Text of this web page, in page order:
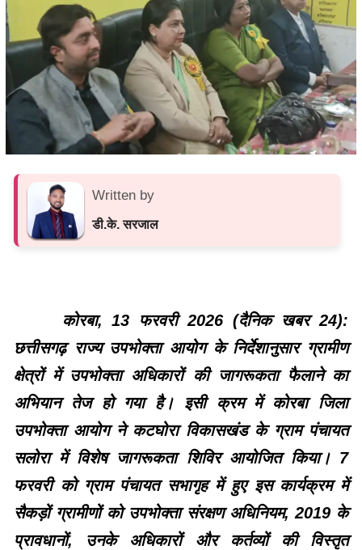
Written by
डी.के. सरजाल
कोरबा, 13 फरवरी 2026 (दैनिक खबर 24):
छत्तीसगढ़ राज्य उपभोक्ता आयोग के निर्देशानुसार ग्रामीण
क्षेत्रों में उपभोक्ता अधिकारों की जागरूकता फैलाने का
अभियान तेज हो गया है। इसी क्रम में कोरबा जिला
उपभोक्ता आयोग ने कटघोरा विकासखंड के ग्राम पंचायत
सलोरा में विशेष जागरूकता शिविर आयोजित किया। 7
फरवरी को ग्राम पंचायत सभागृह में हुए इस कार्यक्रम में
सैकड़ों ग्रामीणों को उपभोक्ता संरक्षण अधिनियम, 2019 के
प्रावधानों, उनके अधिकारों और कर्तव्यों की विस्तृत